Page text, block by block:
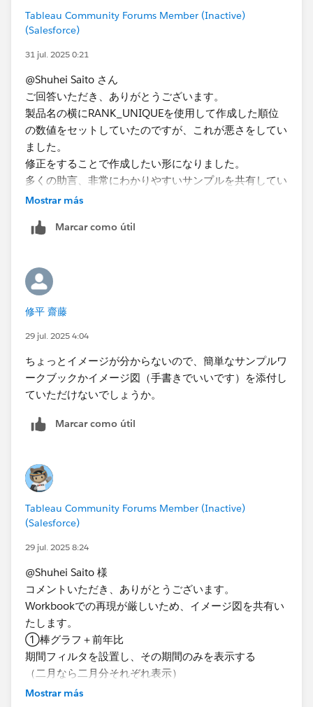
”選択年月の数量”（赤〇）の降順で並べるには、どのよ
うにすべきか、お知恵をお借りできますでしょうか。
よろしくお願いします。
Tableau Community Forums Member (Inactive)
(Salesforce)
31 jul. 2025 0:21
@Shuhei Saito さん
ご回答いただき、ありがとうございます。
製品名の横にRANK_UNIQUEを使用して作成した順位
の数値をセットしていたのですが、これが悪さをしてい
ました。
修正をすることで作成したい形になりました。
多くの助言、非常にわかりやすいサンプルを共有してい
ただき、ありがとうございました。
Mostrar más
Marcar como útil
修平 齋藤
29 jul. 2025 4:04
ちょっとイメージが分からないので、簡単なサンプルワ
ークブックかイメージ図（手書きでいいです）を添付し
ていただけないでしょうか。
Marcar como útil
Tableau Community Forums Member (Inactive)
(Salesforce)
29 jul. 2025 8:24
@Shuhei Saito 様
コメントいただき、ありがとうございます。
Workbookでの再現が厳しいため、イメージ図を共有い
たします。
①棒グラフ＋前年比
期間フィルタを設置し、その期間のみを表示する
（二月なら二月分それぞれ表示）
Mostrar más